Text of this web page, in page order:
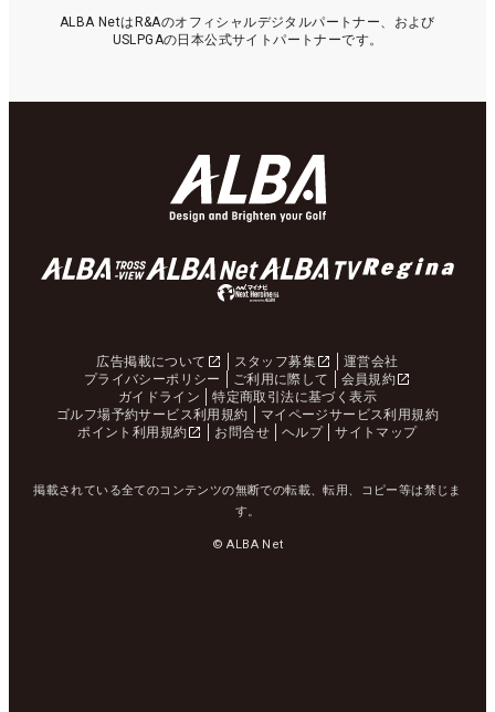
ALBA NetはR&Aのオフィシャルデジタルパートナー、および
USLPGAの日本公式サイトパートナーです。
広告掲載について スタッフ募集
運営会社
プライバシーポリシー
ご利用に際して
会員規約
ガイドライン
特定商取引法に基づく表示
ゴルフ場予約サービス利用規約
マイページサービス利用規約
ポイント利用規約
お問合せ ヘルプ サイトマップ
掲載されている全てのコンテンツの無断での転載、転用、コピー等は禁じま
す。
© ALBA Net